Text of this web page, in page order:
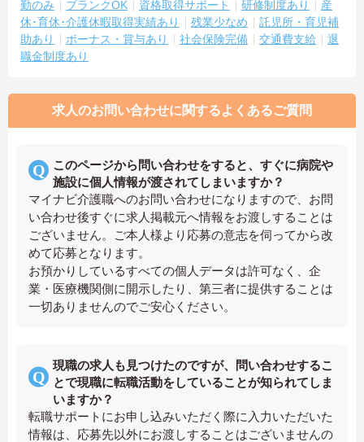
勤のみ
ブランクOK 資格取得サポート 研修制度あり
産
休･育休･介護休暇取得実績あり
残業少なめ
託児所・育児補
助あり
ボーナス・賞与あり 社会保険完備 交通費支給
退
職金制度あり
求人のお問い合わせに関するよくあるご質問
このページから問い合わせをすると、すぐに病院や
施設に個人情報が渡されてしまいますか？
マイナビ介護職へのお問い合わせになりますので、お問
い合わせ後すぐに求人掲載元へ情報をお渡しすることは
ございません。ご本人様より応募の意志を伺ってから改
めて応募となります。
お預かりしているすべての個人データは許可なく、企
業・医療機関側に開示したり、第三者に提供することは
一切ありませんのでご安心ください。
現職の求人も見つけたのですが、問い合わせするこ
とで現職に転職活動をしていることが知られてしま
いますか？
転職サポートにお申し込みいただく際に入力いただいた
情報は、応募先以外にお渡しすることはございませんの